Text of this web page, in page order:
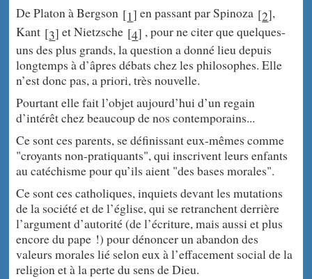
De Platon à Bergson [1] en passant par Spinoza [2],
Kant [3] et Nietzsche [4] , pour ne citer que quelques-
uns des plus grands, la question a donné lieu depuis
longtemps à d’âpres débats chez les philosophes. Elle
n’est donc pas, a priori, très nouvelle.
Pourtant elle fait l’objet aujourd’hui d’un regain
d’intérêt chez beaucoup de nos contemporains...
Ce sont ces parents, se définissant eux-mêmes comme
"croyants non-pratiquants", qui inscrivent leurs enfants
au catéchisme pour qu’ils aient "des bases morales".
Ce sont ces catholiques, inquiets devant les mutations
de la société et de l’église, qui se retranchent derrière
l’argument d’autorité (de l’écriture, mais aussi et plus
encore du pape !) pour dénoncer un abandon des
valeurs morales lié selon eux à l’effacement social de la
religion et à la perte du sens de Dieu.